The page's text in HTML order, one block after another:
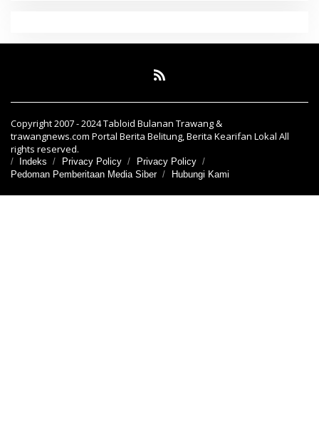
Copyright 2007 - 2024 Tabloid Bulanan Trawang &
trawangnews.com Portal Berita Belitung, Berita Kearifan Lokal All
rights reserved.
Indeks Privacy Policy
Privacy Policy
Pedoman Pemberitaan Media Siber
Hubungi Kami